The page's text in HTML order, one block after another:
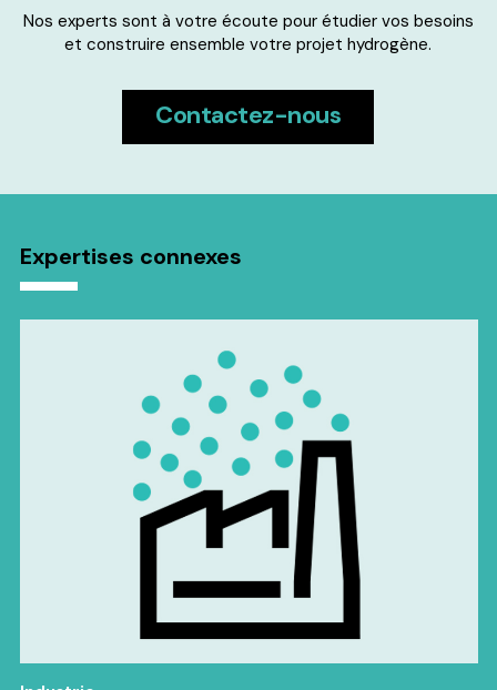
Nos experts sont à votre écoute pour étudier vos besoins
et construire ensemble votre projet hydrogène.
Contactez-nous
Expertises connexes